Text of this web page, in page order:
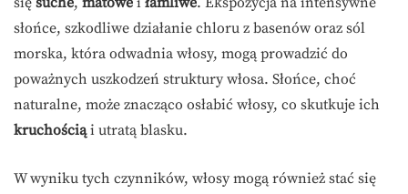
słońce, szkodliwe działanie chloru z basenów oraz sól
morska, która odwadnia włosy, mogą prowadzić do
poważnych uszkodzeń struktury włosa. Słońce, choć
naturalne, może znacząco osłabić włosy, co skutkuje ich
kruchościąi utratą blasku.
W wyniku tych czynników, włosy mogą również stać się